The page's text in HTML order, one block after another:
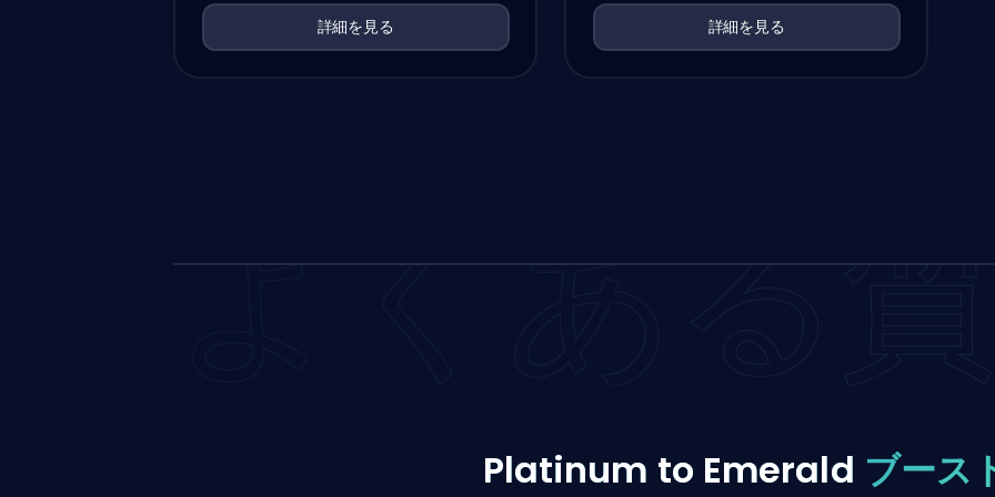
詳細を見る 詳細を見る
よくある
Platinum to Emerald ブース